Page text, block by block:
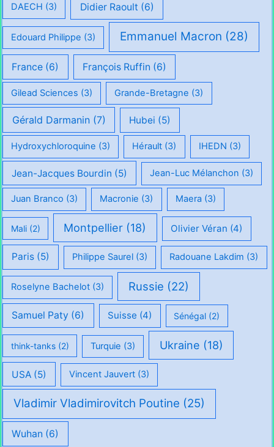
DAECH (3) Didier Raoult (6)
Edouard Philippe (3) Emmanuel Macron (28)
France (6) François Ruffin (6)
Gilead Sciences (3) Grande-Bretagne (3)
Gérald Darmanin(7) Hubei (5)
Hydroxychloroquine (3) Hérault (3) IHEDN (3)
Jean-Jacques Bourdin (5) Jean-Luc Mélanchon (3)
Juan Branco (3) Macronie (3) Maera (3)
Mali(2) Montpellier (18) Olivier Véran (4)
Paris(5) Philippe Saurel (3) Radouane Lakdim (3)
Roselyne Bachelot (3) Russie (22)
Samuel Paty (6) Suisse (4) Sénégal (2)
think-tanks(2) Turquie (3) Ukraine (18)
USA(5) Vincent Jauvert (3)
Vladimir Vladimirovitch Poutine (25)
Wuhan (6)